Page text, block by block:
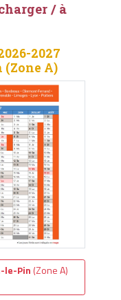
/ à
2027
A)
le-Pin (Zone A)